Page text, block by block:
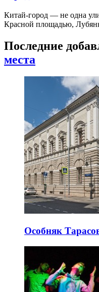
Китай-город — не одна
Красной площадью,
Последние
места
Особняк